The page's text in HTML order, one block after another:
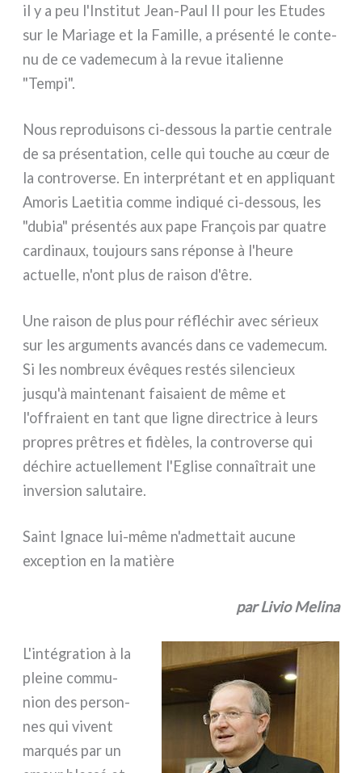
il y a peu l'Institut Jean-Paul II pour les Etudes
sur le Mariage et la Famille, a pré­sen­té le con­te­
nu de ce vade­me­cum à la revue ita­lien­ne
"Tempi".
Nous repro­dui­sons ci-dessous la par­tie cen­tra­le
de sa pré­sen­ta­tion, cel­le qui tou­che au cœur de
la con­tro­ver­se. En inter­pré­tant et en appli­quant
Amoris Laetitia com­me indi­qué ci-dessous, les
"dubia" pré­sen­tés aux pape François par qua­tre
car­di­naux, tou­jours sans répon­se à l'heure
actuel­le, n'ont plus de rai­son d'être.
Une rai­son de plus pour réflé­chir avec sérieux
sur les argu­men­ts avan­cés dans ce vade­me­cum.
Si les nom­breux évê­ques restés silen­cieux
jusqu'à main­te­nant fai­sa­ient de même et
l'offraient en tant que ligne direc­tri­ce à leurs
pro­pres prê­tres et fidè­les, la con­tro­ver­se qui
déchi­re actuel­le­ment l'Eglise con­naî­trait une
inver­sion salu­tai­re.
Saint Ignace lui-même n'admettait aucune
exception en la matière
par Livio Melina
L'intégration à la
plei­ne com­mu­
nion des per­son­
nes qui vivent
mar­qués par un